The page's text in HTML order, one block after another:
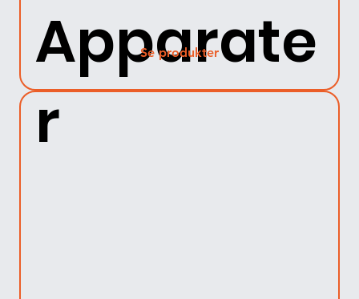
Apparate
r
Se produkter